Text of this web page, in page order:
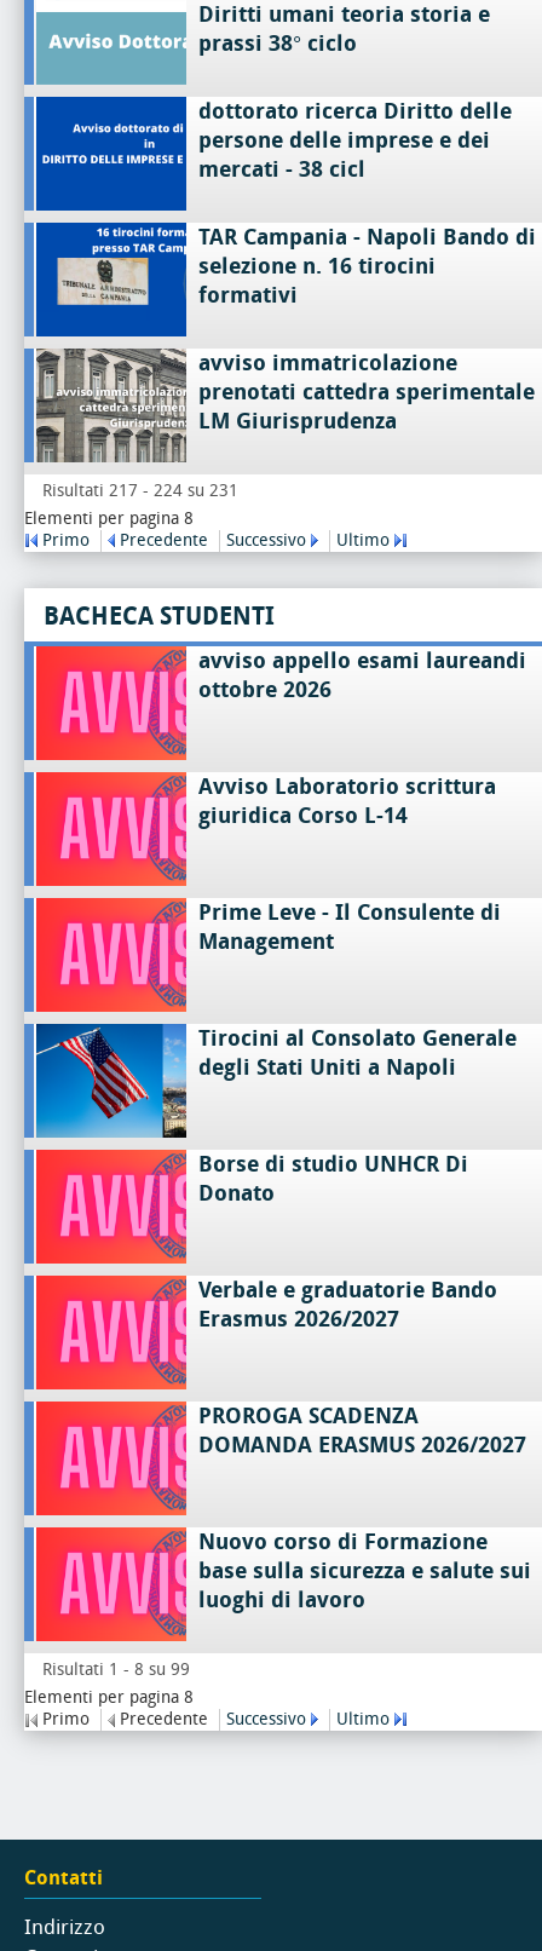
Diritti umani teoria storia e
prassi 38° ciclo
dottorato ricerca Diritto delle
persone delle imprese e dei
mercati - 38 cicl
TAR Campania - Napoli Bando di
selezione n. 16 tirocini
formativi
avviso immatricolazione
prenotati cattedra sperimentale
LM Giurisprudenza
Risultati 217 - 224 su 231
Elementi per pagina 8
Primo
Precedente Successivo Ultimo
BACHECA STUDENTI
avviso appello esami laureandi
ottobre 2026
Avviso Laboratorio scrittura
giuridica Corso L-14
Prime Leve - Il Consulente di
Management
Tirocini al Consolato Generale
degli Stati Uniti a Napoli
Borse di studio UNHCR Di
Donato
Verbale e graduatorie Bando
Erasmus 2026/2027
PROROGA SCADENZA
DOMANDA ERASMUS 2026/2027
Nuovo corso di Formazione
base sulla sicurezza e salute sui
luoghi di lavoro
Risultati 1 - 8 su 99
Elementi per pagina 8
Primo
Precedente Successivo Ultimo
Contatti
Indirizzo